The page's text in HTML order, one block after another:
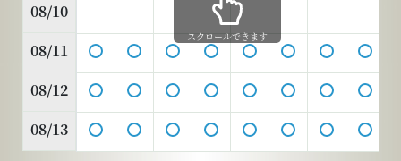
08/10
08/11
08/12
08/13
スクロールできます